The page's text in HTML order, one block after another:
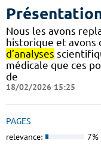
Nous les avons
historique et avons
d’analyses
médicale que ces
de
18/02/2026 15:25
PAGES
relevance: 7%